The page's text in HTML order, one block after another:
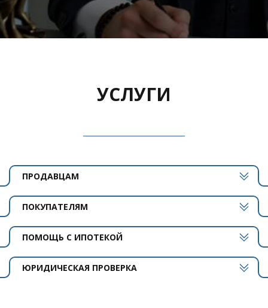
УСЛУГИ
ПРОДАВЦАМ
ПОКУПАТЕЛЯМ
ПОМОЩЬ С ИПОТЕКОЙ
ЮРИДИЧЕСКАЯ ПРОВЕРКА